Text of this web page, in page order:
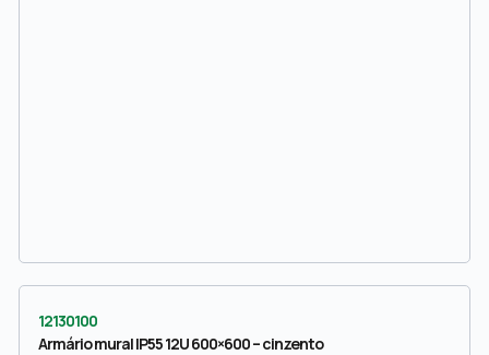
12130100
Armário mural IP55 12U 600×600 – cinzento